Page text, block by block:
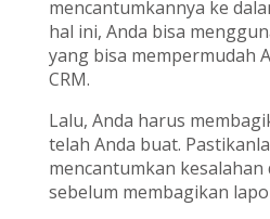
mencantumkannya ke
hal ini, Anda bisa
yang bisa mempermudah
CRM.
Lalu, Anda harus
telah Anda buat.
mencantumkan
sebelum membagikan